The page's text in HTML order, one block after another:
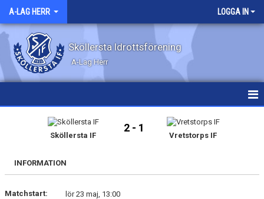
A-LAG HERR LOGGA IN
Sköllersta Idrottsförening
A-Lag Herr
KALENDER
MATCHER
Sköllersta IF
2 - 1
Vretstorps IF
INFORMATION
Matchstart:
lör 23 maj, 13:00